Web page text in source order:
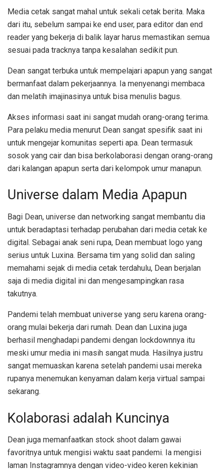
Media cetak sangat mahal untuk sekali cetak berita. Maka
dari itu, sebelum sampai ke end user, para editor dan end
reader yang bekerja di balik layar harus memastikan semua
sesuai pada tracknya tanpa kesalahan sedikit pun.
Dean sangat terbuka untuk mempelajari apapun yang sangat
bermanfaat dalam pekerjaannya. Ia menyenangi membaca
dan melatih imajinasinya untuk bisa menulis bagus.
Akses informasi saat ini sangat mudah orang-orang terima.
Para pelaku media menurut Dean sangat spesifik saat ini
untuk mengejar komunitas seperti apa. Dean termasuk
sosok yang cair dan bisa berkolaborasi dengan orang-orang
dari kalangan apapun serta dari kelompok umur manapun.
Universe dalam Media Apapun
Bagi Dean, universe dan networking sangat membantu dia
untuk beradaptasi terhadap perubahan dari media cetak ke
digital. Sebagai anak seni rupa, Dean membuat logo yang
serius untuk Luxina. Bersama tim yang solid dan saling
memahami sejak di media cetak terdahulu, Dean berjalan
saja di media digital ini dan mengesampingkan rasa
takutnya.
Pandemi telah membuat universe yang seru karena orang-
orang mulai bekerja dari rumah. Dean dan Luxina juga
berhasil menghadapi pandemi dengan lockdownnya itu
meski umur media ini masih sangat muda. Hasilnya justru
sangat memuaskan karena setelah pandemi usai mereka
rupanya menemukan kenyaman dalam kerja virtual sampai
sekarang.
Kolaborasi adalah Kuncinya
Dean juga memanfaatkan stock shoot dalam gawai
favoritnya untuk mengisi waktu saat pandemi. Ia mengisi
laman Instagramnya dengan video-video keren kekinian